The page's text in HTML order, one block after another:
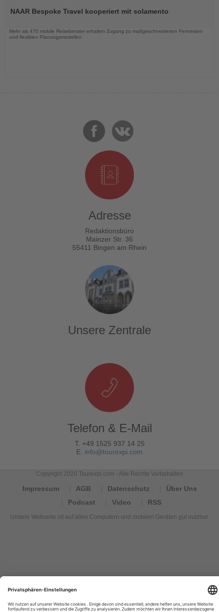
dieNAAR Bespoke Travel kooperiert mit solamento
Mehr als 470 mobile Reiseberater erhalten Zugang zu maßgeschneiderten Fernreisen
und flexiblen Planungsmodellen
Adresse
Redaktionsbüro
Mainzer Str. 36
55411 Bingen am Rhein
Unsere Zentrale
Telefon & E-Mail
T. +49 1525 937 14 25
E. info@tourexpi.com
Copyright 2020 Tourexpi.com - Alle Rechte Vorbehalten
Impressum AGB Datenschutz
Über Uns
Podcast
Video RSS
Unsere Webseite ist auf allen Computern und mobilen Geräten gut nutzbar.
news,
turismo,